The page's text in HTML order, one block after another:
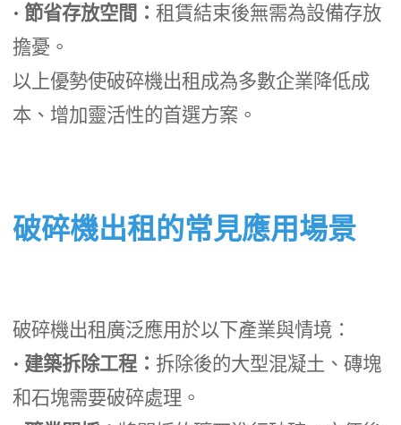
• 節省存放空間： 租賃結束後無需為設備存放
擔憂。
以上優勢使破碎機出租成為多數企業降低成
本、增加靈活性的首選方案。
破碎機出租的常見應用場景
破碎機出租廣泛應用於以下產業與情境：
• 建築拆除工程： 拆除後的大型混凝土、磚塊
和石塊需要破碎處理。